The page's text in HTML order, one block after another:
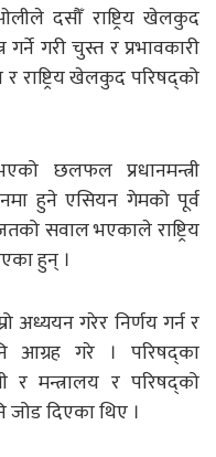
दसौँ राष्ट्रिय खेलकुद
गर्ने गरी चुस्त र प्रभावकारी
राष्ट्रिय खेलकुद परिषद्को
छलफल प्रधानमन्त्री
हुने एसियन गेमको पूर्व
सवाल भएकाले राष्ट्रिय
हुन् ।
अध्ययन गरेर निर्णय गर्न र
आग्रह गरे । परिषद्का
र मन्त्रालय र परिषद्को
जोड दिएका थिए ।